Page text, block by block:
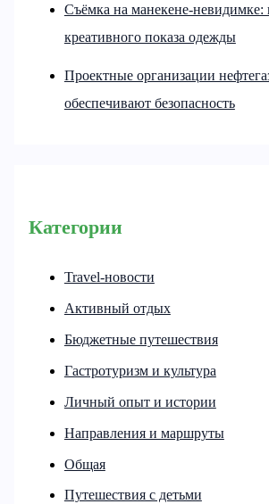
Съёмка на манекене-невидимке:
креативного показа одежды
Проектные организации
обеспечивают безопасность
Категории
Travel-новости
Активный отдых
Бюджетные путешествия
Гастротуризм и культура
Личный опыт и истории
Направления и маршруты
Общая
Путешествия с детьми